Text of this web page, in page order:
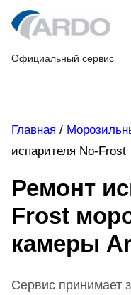
Skip
to
content
Официальный сервис
Главная /
испарителя No-Frost
Ремонт
Frost
камеры
Сервис принимает